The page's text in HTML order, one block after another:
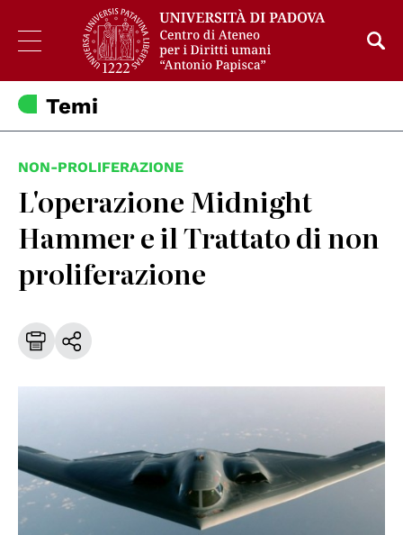
Temi
NON-PROLIFERAZIONE
L'operazione Midnight
Hammer e il Trattato di non
proliferazione